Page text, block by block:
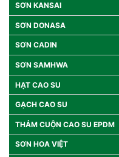
SƠN KANSAI
SƠN DONASA
SƠN CADIN
SƠN SAMHWA
HẠT CAO SU
GẠCH CAO SU
THẢM CUỘN CAO SU EPDM
SƠN HOA VIỆT